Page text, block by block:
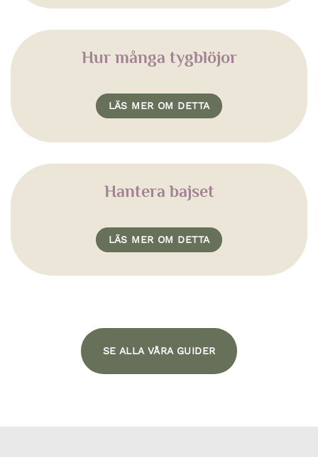
Hur många tygblöjor
LÄS MER OM DETTA
Hantera bajset
LÄS MER OM DETTA
SE ALLA VÅRA GUIDER